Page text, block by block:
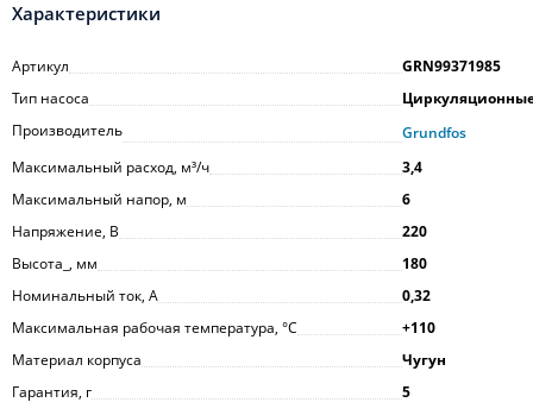
Характеристики
Артикул
GRN99371985
Тип насоса
Производитель
Grundfos
Максимальный расход, м³/ч
3,4
Максимальный напор, м
6
Напряжение, В
220
Высота_, мм
180
Номинальный ток, А
0,32
Максимальная рабочая температура, °С
+110
Материал корпуса
Чугун
Гарантия, г
5